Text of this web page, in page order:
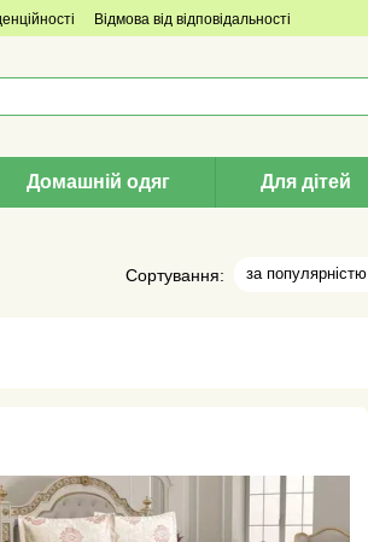
Відмова від відповідальності
Домашній одяг Для дітей
Сортування: за популярністю